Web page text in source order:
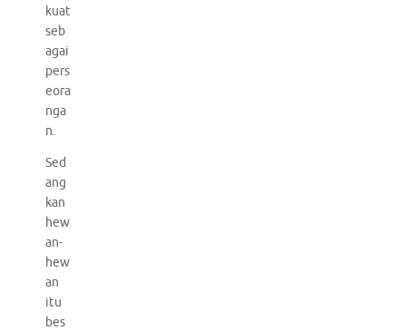
kuat
seb
agai
pers
eora
nga
n.
Sed
ang
kan
hew
an-
hew
an
itu
bes